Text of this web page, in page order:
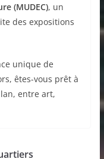
(MUDEC), un
des expositions
unique de
êtes-vous prêt à
entre art,